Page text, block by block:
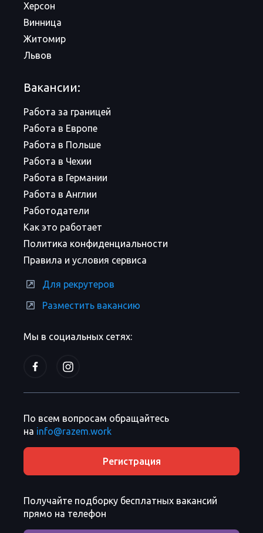
Мы в социальных сетях:
Херсон
Винница
Житомир
Львов
Вакансии:
Работа за границей
Работа в Европе
Работа в Польше
Работа в Чехии
Работа в Германии
Работа в Англии
Работодатели
Как это работает
Политика конфиденциальности
Правила и условия сервиса
Для рекрутеров
Разместить вакансию
По всем вопросам обращайтесь
на info@razem.work
Регистрация
Получайте подборку бесплатных вакансий
прямо на телефон